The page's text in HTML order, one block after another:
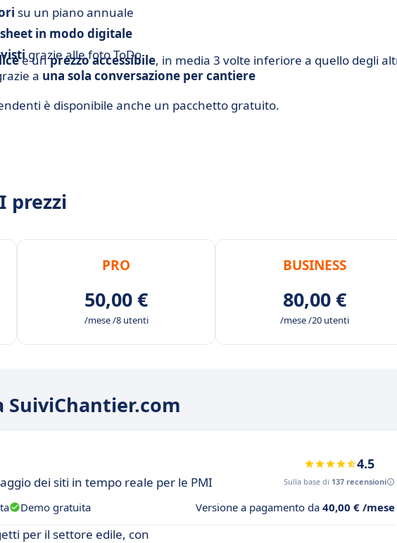
su un piano annuale
in modo digitale
grazie alle foto ToDo
a una sola conversazione per cantiere
e unprezzo accessibile, in media 3 volte inferiore a quello degli
è disponibile anche un pacchetto gratuito.
prezzi
PRO
50,00 €
/mese /8 utenti
BUSINESS
80,00 €
/mese /20 utenti
dei siti in tempo reale per le PMI
4.5
Sulla base di 137 recensioni
Demo gratuita Versione a pagamento da 40,00 € /mese
per il settore edile, con